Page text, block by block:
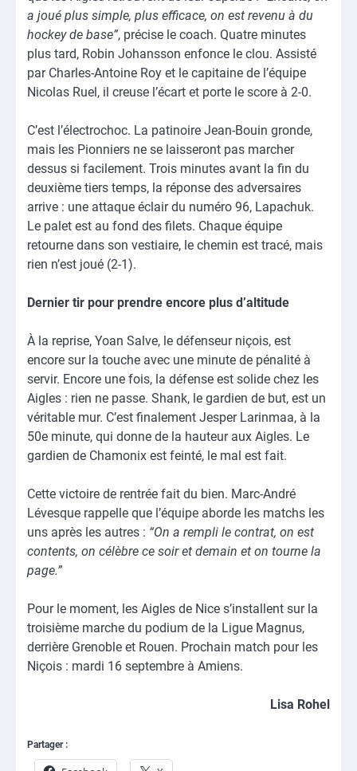
a joué plus simple, plus efficace, on est revenu à du
hockey de base”, précise le coach. Quatre minutes
plus tard, Robin Johansson enfonce le clou. Assisté
par Charles-Antoine Roy et le capitaine de l’équipe
Nicolas Ruel, il creuse l’écart et porte le score à 2-0.
C’est l’électrochoc. La patinoire Jean-Bouin gronde,
mais les Pionniers ne se laisseront pas marcher
dessus si facilement. Trois minutes avant la fin du
deuxième tiers temps, la réponse des adversaires
arrive : une attaque éclair du numéro 96, Lapachuk.
Le palet est au fond des filets. Chaque équipe
retourne dans son vestiaire, le chemin est tracé, mais
rien n’est joué (2-1).
Dernier tir pour prendre encore plus d’altitude
À la reprise, Yoan Salve, le défenseur niçois, est
encore sur la touche avec une minute de pénalité à
servir. Encore une fois, la défense est solide chez les
Aigles : rien ne passe. Shank, le gardien de but, est un
véritable mur. C’est finalement Jesper Larinmaa, à la
50e minute, qui donne de la hauteur aux Aigles. Le
gardien de Chamonix est feinté, le mal est fait.
Cette victoire de rentrée fait du bien. Marc-André
Lévesque rappelle que l’équipe aborde les matchs les
uns après les autres : “On a rempli le contrat, on est
contents, on célèbre ce soir et demain et on tourne la
page.”
Pour le moment, les Aigles de Nice s’installent sur la
troisième marche du podium de la Ligue Magnus,
derrière Grenoble et Rouen. Prochain match pour les
Niçois : mardi 16 septembre à Amiens.
Lisa Rohel
Partager :